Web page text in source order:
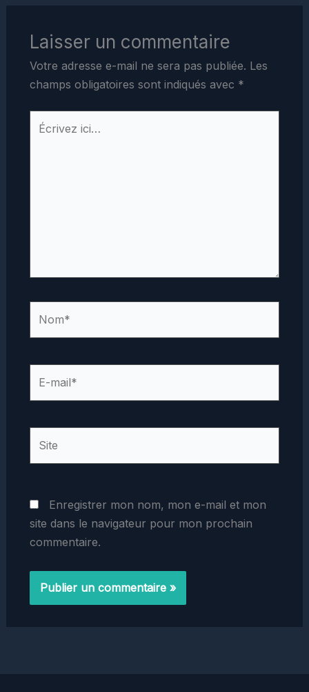
Laisser un commentaire
Votre adresse e-mail ne sera pas publiée. Les
champs obligatoires sont indiqués avec *
Écrivez
ici…
mail*
Enregistrer mon nom, mon e-mail et mon
site dans le navigateur pour mon prochain
commentaire.